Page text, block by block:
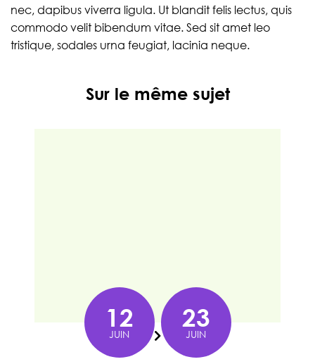
nec, dapibus viverra ligula. Ut blandit felis lectus, quis
commodo velit bibendum vitae. Sed sit amet leo
tristique, sodales urna feugiat, lacinia neque.
Sur le même sujet
12
JUIN
23
JUIN